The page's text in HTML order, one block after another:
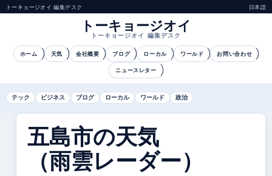
トーキョージオイ 編集デスク 日本語
トーキョージオイ
トーキョージオイ 編集デスク
ホーム 天気 会社概要 ブログ ローカル ワールド お問い合わせ
ニュースレター
テック ビジネス ブログ ローカル ワールド 政治
五島市の天気
（雨雲レーダー）